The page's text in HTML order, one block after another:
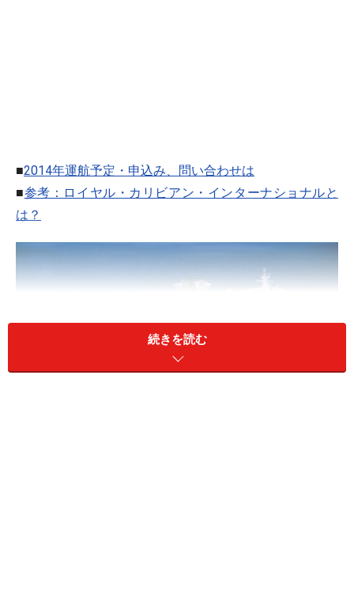
■2014年運航予定・申込み、問い合わせは
■参考：ロイヤル・カリビアン・インターナショナルと
は？
続きを読む